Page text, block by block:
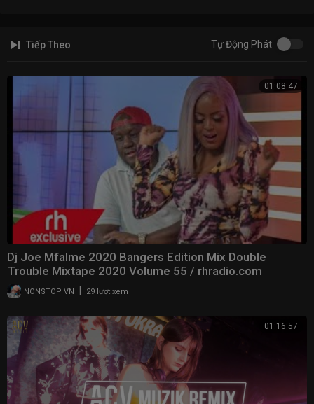
Tiếp Theo Tự Động Phát
01:08:47
Dj Joe Mfalme 2020 Bangers Edition Mix Double
Trouble Mixtape 2020 Volume 55 / rhradio.com
NONSTOP VN 29 lượt xem
01:16:57